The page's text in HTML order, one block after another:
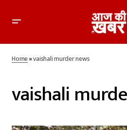
Home»vaishali murder news
vaishali